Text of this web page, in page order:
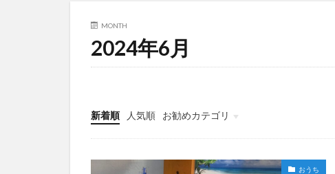
MONTH
2024年6月
新着順 人気順
お勧めカテゴリ
おうち
おうち